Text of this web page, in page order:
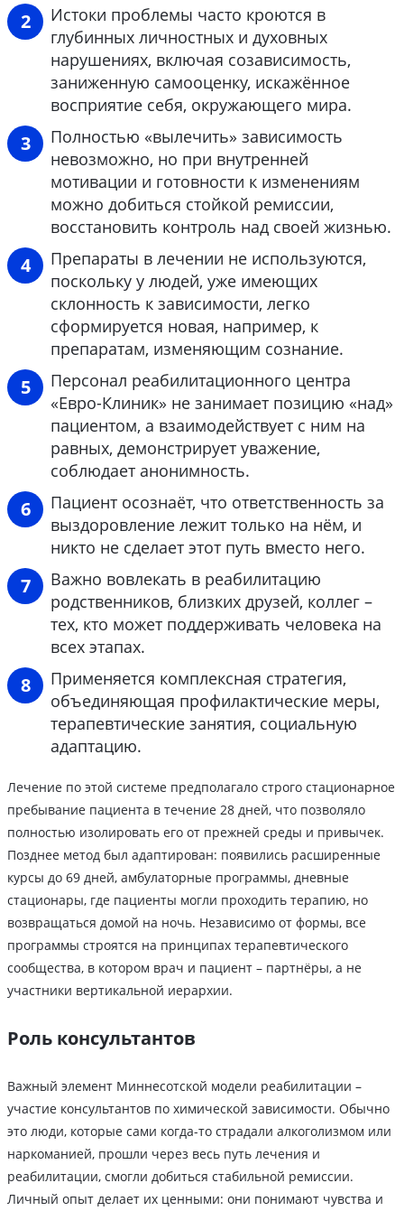
Истоки проблемы часто кроются в
глубинных личностных и духовных
нарушениях, включая созависимость,
заниженную самооценку, искажённое
восприятие себя, окружающего мира.
Полностью «вылечить» зависимость
невозможно, но при внутренней
мотивации и готовности к изменениям
можно добиться стойкой ремиссии,
восстановить контроль над своей жизнью.
Препараты в лечении не используются,
поскольку у людей, уже имеющих
склонность к зависимости, легко
сформируется новая, например, к
препаратам, изменяющим сознание.
Персонал реабилитационного центра
«Евро-Клиник» не занимает позицию «над»
пациентом, а взаимодействует с ним на
равных, демонстрирует уважение,
соблюдает анонимность.
Пациент осознаёт, что ответственность за
выздоровление лежит только на нём, и
никто не сделает этот путь вместо него.
Важно вовлекать в реабилитацию
родственников, близких друзей, коллег –
тех, кто может поддерживать человека на
всех этапах.
Применяется комплексная стратегия,
объединяющая профилактические меры,
терапевтические занятия, социальную
адаптацию.
Лечение по этой системе предполагало строго стационарное
пребывание пациента в течение 28 дней, что позволяло
полностью изолировать его от прежней среды и привычек.
Позднее метод был адаптирован: появились расширенные
курсы до 69 дней, амбулаторные программы, дневные
стационары, где пациенты могли проходить терапию, но
возвращаться домой на ночь. Независимо от формы, все
программы строятся на принципах терапевтического
сообщества, в котором врач и пациент – партнёры, а не
участники вертикальной иерархии.
Роль консультантов
Важный элемент Миннесотской модели реабилитации –
участие консультантов по химической зависимости. Обычно
это люди, которые сами когда-то страдали алкоголизмом или
наркоманией, прошли через весь путь лечения и
реабилитации, смогли добиться стабильной ремиссии.
Личный опыт делает их ценными: они понимают чувства и